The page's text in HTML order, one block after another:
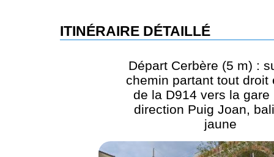
ITINÉRAIRE DÉTAILLÉ
Départ Cerbère (5 m) :
chemin partant tout droit
de la D914 vers la gare
direction Puig Joan,
jaune